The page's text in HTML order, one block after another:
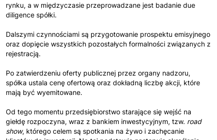
rynku, a w międzyczasie przeprowadzane jest badanie due
diligence spółki.
Dalszymi czynnościami są przygotowanie prospektu emisyjnego
oraz dopięcie wszystkich pozostałych formalności związanych z
rejestracją.
Po zatwierdzeniu oferty publicznej przez organy nadzoru,
spółka ustala cenę ofertową oraz dokładną liczbę akcji, które
mają być wyemitowane.
Od tego momentu przedsiębiorstwo starające się wejść na
giełdę rozpoczyna, wraz z bankiem inwestycyjnym, tzw. road
show, którego celem są spotkania na żywo i zachęcanie